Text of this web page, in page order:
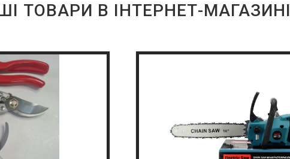
ТОВАРИ В ІНТЕРНЕТ-МАГАЗИНІ